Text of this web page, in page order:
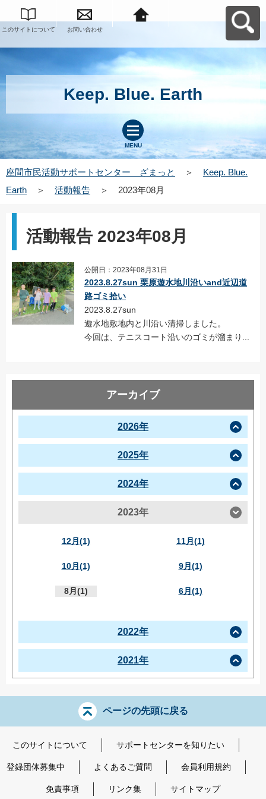
このサイトについて お問い合わせ
Keep. Blue. Earth
MENU
座間市民活動サポートセンター ざまっと ＞
Keep. Blue.
Earth
＞ 活動報告 ＞ 2023年08月
活動報告 2023年08月
公開日：2023年08月31日
2023.8.27sun 栗原遊水地川沿いand近辺道
路ゴミ拾い
2023.8.27sun
遊水地敷地内と川沿い清掃しました。
今回は、テニスコート沿いのゴミが溜まり...
アーカイブ
2026年
2025年
2024年
2023年
12月(1) 11月(1)
10月(1) 9月(1)
8月(1) 6月(1)
2022年
2021年
ページの先頭に戻る
このサイトについて サポートセンターを知りたい
登録団体募集中 よくあるご質問 会員利用規約
免責事項 リンク集 サイトマップ